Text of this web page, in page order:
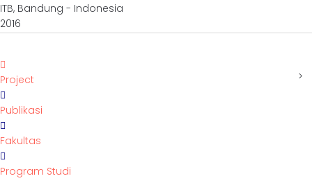
ITB, Bandung - Indonesia
2016
Project
Publikasi
Fakultas
Program Studi